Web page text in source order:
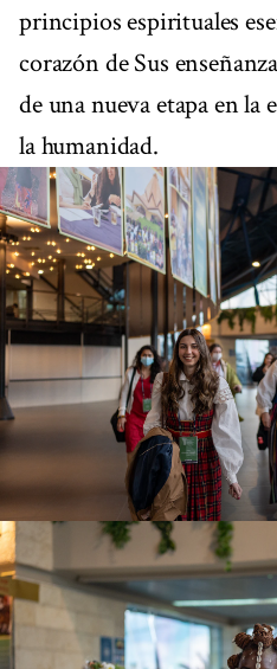
principios espirituales
corazón de Sus
de una nueva etapa en la
la humanidad.